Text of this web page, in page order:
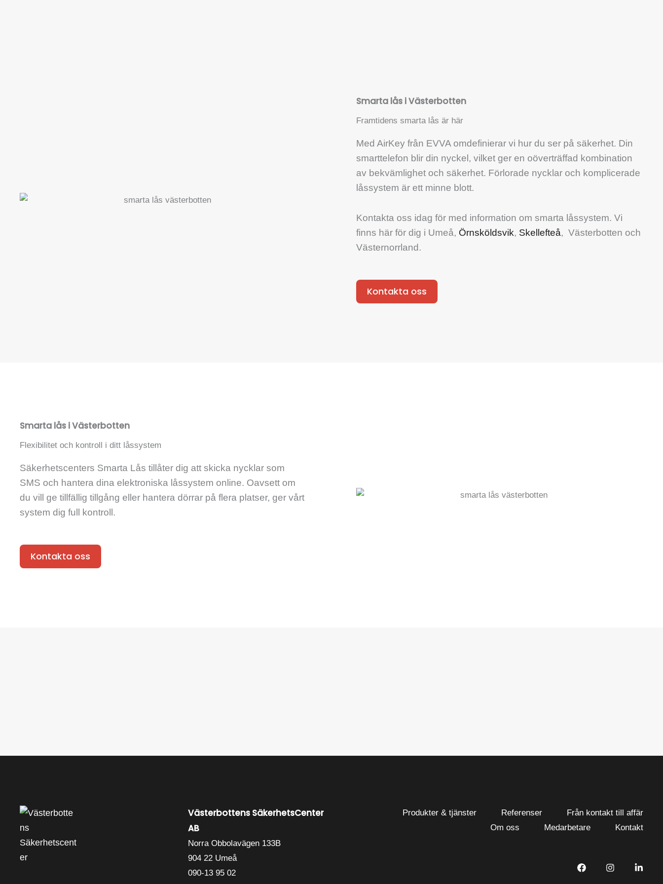
Smarta lås i Västerbotten
Framtidens smarta lås är här
Med AirKey från EVVA omdefinierar vi hur du ser på säkerhet. Din
smarttelefon blir din nyckel, vilket ger en oöverträffad kombination
av bekvämlighet och säkerhet. Förlorade nycklar och komplicerade
låssystem är ett minne blott.
Kontakta oss idag för med information om smarta låssystem. Vi
finns här för dig i Umeå, Örnsköldsvik, Skellefteå, Västerbotten och
Västernorrland.
Kontakta oss
Smarta lås i Västerbotten
Flexibilitet och kontroll i ditt låssystem
Säkerhetscenters Smarta Lås tillåter dig att skicka nycklar som
SMS och hantera dina elektroniska låssystem online. Oavsett om
du vill ge tillfällig tillgång eller hantera dörrar på flera platser, ger vårt
system dig full kontroll.
Kontakta oss
Västerbottens SäkerhetsCenter
AB
Norra Obbolavägen 133B
904 22 Umeå
090-13 95 02
Produkter & tjänster Referenser
Från kontakt till affär
Om oss
Medarbetare Kontakt